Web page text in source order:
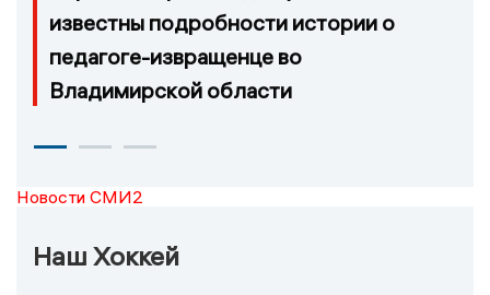
известны подробности истории о
педагоге-извращенце во
Владимирской области
Новости СМИ2
Наш Хоккей